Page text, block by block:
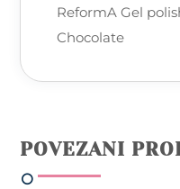
ReformA Gel
Chocolate
POVEZANI